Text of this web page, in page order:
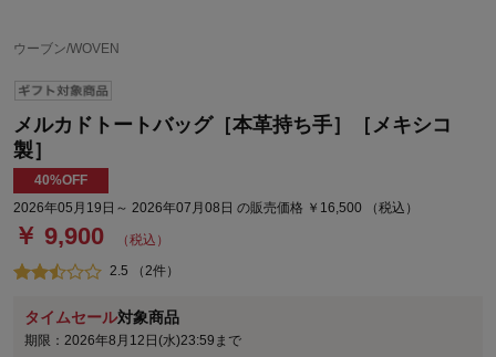
ウーブン/WOVEN
メルカドトートバッグ［本革持ち手］［メキシコ
製］
40%OFF
2026年05月19日～ 2026年07月08日 の販売価格 ￥16,500 （税込）
￥ 9,900 （税込）
2.5 （2件）
タイムセール対象商品
期限：2026年8月12日(水)23:59まで